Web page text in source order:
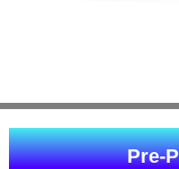
Pre-